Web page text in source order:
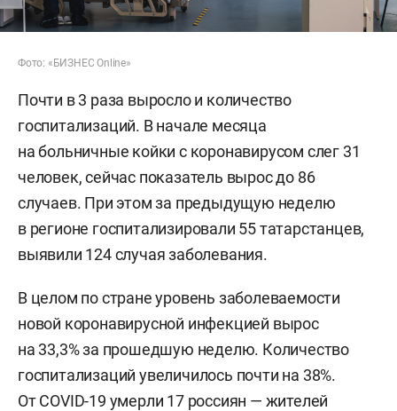
Фото: «БИЗНЕС Online»
Почти в 3 раза выросло и количество
госпитализаций. В начале месяца
на больничные койки с коронавирусом слег 31
человек, сейчас показатель вырос до 86
случаев. При этом за предыдущую неделю
в регионе госпитализировали 55 татарстанцев,
выявили 124 случая заболевания.
В целом по стране уровень заболеваемости
новой коронавирусной инфекцией вырос
на 33,3% за прошедшую неделю. Количество
госпитализаций увеличилось почти на 38%.
От COVID-19 умерли 17 россиян — жителей